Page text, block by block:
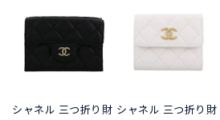
シャネル 三つ折り財 シャネル 三つ折り財